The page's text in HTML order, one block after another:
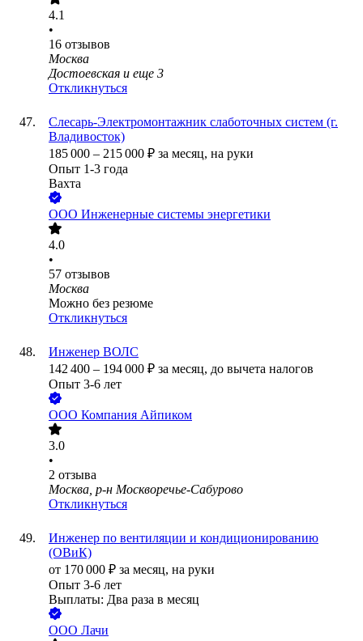
4.1
•
16 отзывов
Москва
Достоевская и еще 3
Откликнуться
Слесарь-Электромонтажник слаботочных систем (г.
Владивосток)
185 000 – 215 000 ₽ за месяц, на руки
Опыт 1-3 года
Вахта
ООО Инженерные системы энергетики
4.0
•
57 отзывов
Москва
Можно без резюме
Откликнуться
Инженер ВОЛС
142 400 – 194 000 ₽ за месяц, до вычета налогов
Опыт 3-6 лет
ООО Компания Айпиком
3.0
•
2 отзыва
Москва, р-н Москворечье-Сабурово
Откликнуться
Инженер по вентиляции и кондиционированию
(ОВиК)
от 170 000 ₽ за месяц, на руки
Опыт 3-6 лет
Выплаты: Два раза в месяц
ООО Лачи